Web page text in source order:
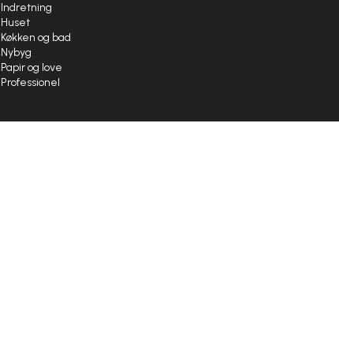
Indretning
Huset
Køkken og bad
Nybyg
Papir og love
Professionel